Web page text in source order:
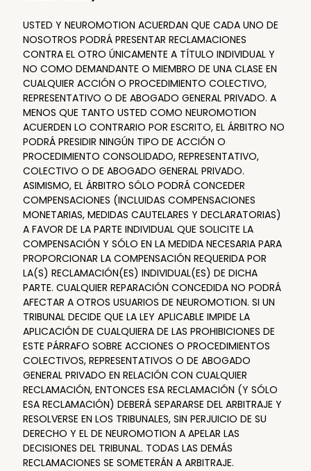
USTED Y NEUROMOTION ACUERDAN QUE CADA UNO DE
NOSOTROS PODRÁ PRESENTAR RECLAMACIONES
CONTRA EL OTRO ÚNICAMENTE A TÍTULO INDIVIDUAL Y
NO COMO DEMANDANTE O MIEMBRO DE UNA CLASE EN
CUALQUIER ACCIÓN O PROCEDIMIENTO COLECTIVO,
REPRESENTATIVO O DE ABOGADO GENERAL PRIVADO. A
MENOS QUE TANTO USTED COMO NEUROMOTION
ACUERDEN LO CONTRARIO POR ESCRITO, EL ÁRBITRO NO
PODRÁ PRESIDIR NINGÚN TIPO DE ACCIÓN O
PROCEDIMIENTO CONSOLIDADO, REPRESENTATIVO,
COLECTIVO O DE ABOGADO GENERAL PRIVADO.
ASIMISMO, EL ÁRBITRO SÓLO PODRÁ CONCEDER
COMPENSACIONES (INCLUIDAS COMPENSACIONES
MONETARIAS, MEDIDAS CAUTELARES Y DECLARATORIAS)
A FAVOR DE LA PARTE INDIVIDUAL QUE SOLICITE LA
COMPENSACIÓN Y SÓLO EN LA MEDIDA NECESARIA PARA
PROPORCIONAR LA COMPENSACIÓN REQUERIDA POR
LA(S) RECLAMACIÓN(ES) INDIVIDUAL(ES) DE DICHA
PARTE. CUALQUIER REPARACIÓN CONCEDIDA NO PODRÁ
AFECTAR A OTROS USUARIOS DE NEUROMOTION. SI UN
TRIBUNAL DECIDE QUE LA LEY APLICABLE IMPIDE LA
APLICACIÓN DE CUALQUIERA DE LAS PROHIBICIONES DE
ESTE PÁRRAFO SOBRE ACCIONES O PROCEDIMIENTOS
COLECTIVOS, REPRESENTATIVOS O DE ABOGADO
GENERAL PRIVADO EN RELACIÓN CON CUALQUIER
RECLAMACIÓN, ENTONCES ESA RECLAMACIÓN (Y SÓLO
ESA RECLAMACIÓN) DEBERÁ SEPARARSE DEL ARBITRAJE Y
RESOLVERSE EN LOS TRIBUNALES, SIN PERJUICIO DE SU
DERECHO Y EL DE NEUROMOTION A APELAR LAS
DECISIONES DEL TRIBUNAL. TODAS LAS DEMÁS
RECLAMACIONES SE SOMETERÁN A ARBITRAJE.